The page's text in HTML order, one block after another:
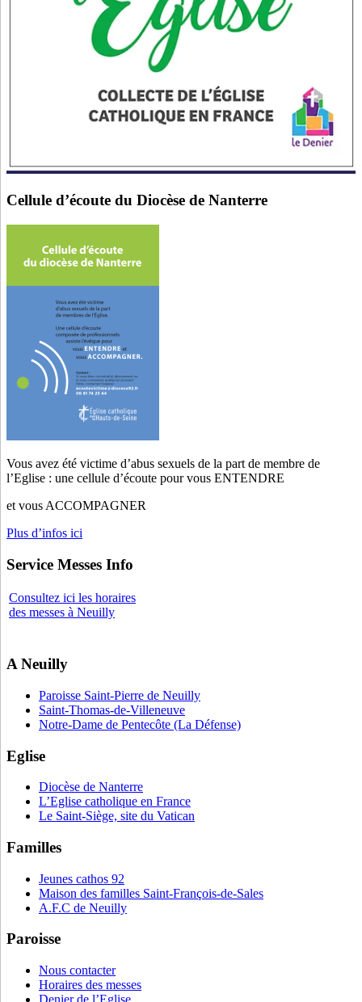
Cellule d’écoute du Diocèse de Nanterre
Vous avez été victime d’abus sexuels de la part de membre de
l’Eglise : une cellule d’écoute pour vous ENTENDRE
et vous ACCOMPAGNER
Plus d’infos ici
Service Messes Info
Consultez ici les horaires
des messes à Neuilly
A Neuilly
Paroisse Saint-Pierre de Neuilly
Saint-Thomas-de-Villeneuve
Notre-Dame de Pentecôte (La Défense)
Eglise
Diocèse de Nanterre
L’Eglise catholique en France
Le Saint-Siège, site du Vatican
Familles
Jeunes cathos 92
Maison des familles Saint-François-de-Sales
A.F.C de Neuilly
Paroisse
Nous contacter
Horaires des messes